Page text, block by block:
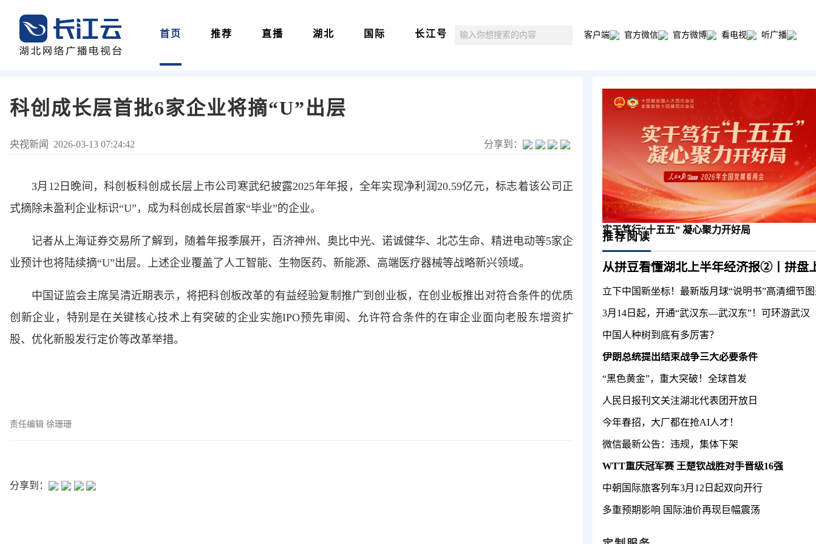
首页 推荐 直播 湖北 国际 长江号 客户端 官方微信 官方微博 看电视 听广播
科创成长层首批6家企业将摘“U”出层
央视新闻 2026-03-13 07:24:42 分享到：
3月12日晚间，科创板科创成长层上市公司寒武纪披露2025年年报，全年实现净利润20.59亿元，标志着该公司正
式摘除未盈利企业标识“U”，成为科创成长层首家“毕业”的企业。
记者从上海证券交易所了解到，随着年报季展开，百济神州、奥比中光、诺诚健华、北芯生命、精进电动等5家企
业预计也将陆续摘“U”出层。上述企业覆盖了人工智能、生物医药、新能源、高端医疗器械等战略新兴领域。
中国证监会主席吴清近期表示，将把科创板改革的有益经验复制推广到创业板，在创业板推出对符合条件的优质
创新企业，特别是在关键核心技术上有突破的企业实施IPO预先审阅、允许符合条件的在审企业面向老股东增资扩
股、优化新股发行定价等改革举措。
责任编辑 徐珊珊
分享到：
实干笃行“十五五” 凝心聚力开好局
推荐阅读
立下中国新坐标！最新版月球“说明书”高清细节
3月14日起，开通“武汉东—武汉东”！可环游武汉
中国人种树到底有多厉害？
伊朗总统提出结束战争三大必要条件
“黑色黄金”，重大突破！全球首发
人民日报刊文关注湖北代表团开放日
今年春招，大厂都在抢AI人才！
微信最新公告：违规，集体下架
WTT重庆冠军赛 王楚钦战胜对手晋级16强
中朝国际旅客列车3月12日起双向开行
多重预期影响 国际油价再现巨幅震荡